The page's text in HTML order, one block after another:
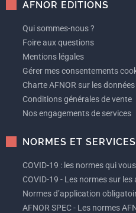
AFNOR EDITIONS
Qui sommes-nous ?
Foire aux questions
Mentions légales
Gérer mes consentements
Charte AFNOR sur les
Conditions générales de vente
Nos engagements de services
NORMES ET SERVICES
COVID-19 : les normes qui
COVID-19 - Les normes sur
Normes d’application
AFNOR SPEC - Les normes